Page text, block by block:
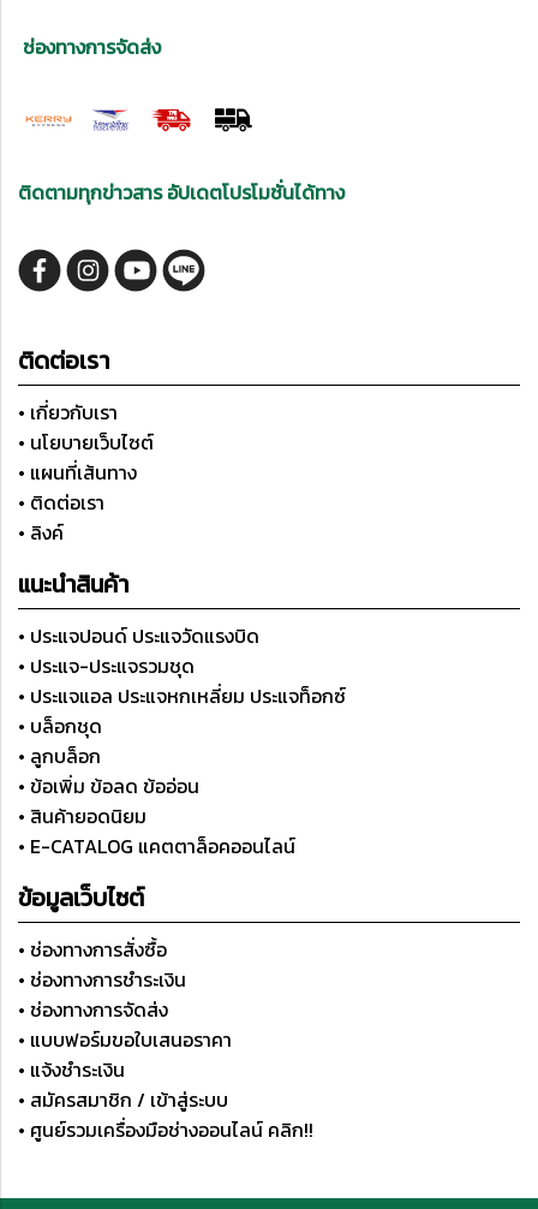
ช่องทางการจัดส่ง
ติดตามทุกข่าวสาร อัปเดตโปรโมชั่นได้ทาง
ติดต่อเรา
• เกี่ยวกับเรา
• นโยบายเว็บไซต์
• แผนที่เส้นทาง
• ติดต่อเรา
• ลิงค์
แนะนำสินค้า
• ประแจปอนด์ ประแจวัดแรงบิด
• ประแจ-ประแจรวมชุด
• ประแจแอล ประแจหกเหลี่ยม ประแจท็อกซ์
• บล็อกชุด
• ลูกบล็อก
• ข้อเพิ่ม ข้อลด ข้ออ่อน
• สินค้ายอดนิยม
• E-CATALOG แคตตาล็อคออนไลน์
ข้อมูลเว็บไซต์
• ช่องทางการสั่งซื้อ
• ช่องทางการชำระเงิน
• ช่องทางการจัดส่ง
• แบบฟอร์มขอใบเสนอราคา
• แจ้งชำระเงิน
• สมัครสมาชิก / เข้าสู่ระบบ
• ศูนย์รวมเครื่องมือช่างออนไลน์ คลิก!!